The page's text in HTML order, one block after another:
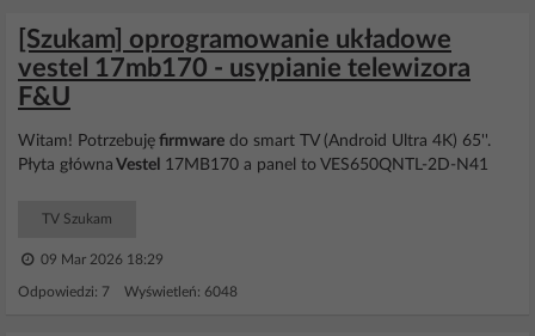
[Szukam] oprogramowanie układowe
vestel 17mb170 - usypianie telewizora
F&U
Witam! Potrzebuję firmware do smart TV (Android Ultra 4K) 65''.
Płyta główna Vestel 17MB170 a panel to VES650QNTL-2D-N41
TV Szukam
09 Mar 2026 18:29
Odpowiedzi: 7 Wyświetleń: 6048